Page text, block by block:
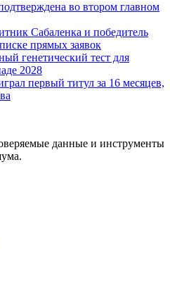
во втором главном
Сабаленка и победитель
прямых заявок
генетический тест для
2028
первый титул за 16 месяцев,
данные и инструменты